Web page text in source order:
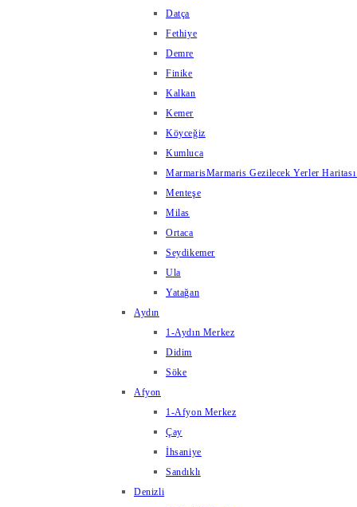
Datça
Fethiye
Demre
Finike
Kalkan
Kemer
Köyceğiz
Kumluca
MarmarisMarmaris Gezilecek Yerler
Menteşe
Milas
Ortaca
Seydikemer
Ula
Yatağan
Aydın
1-Aydın Merkez
Didim
Söke
Afyon
1-Afyon Merkez
Çay
İhsaniye
Sandıklı
Denizli